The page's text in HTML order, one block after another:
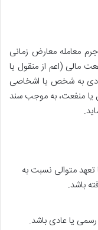
جرم معامله معارض زمانی
مالی (اعم از منقول یا
به شخص یا اشخاصی
یا منفعت، به موجب سند
تعهد متوالی نسبت به
باشد.
یا عادی باشد.